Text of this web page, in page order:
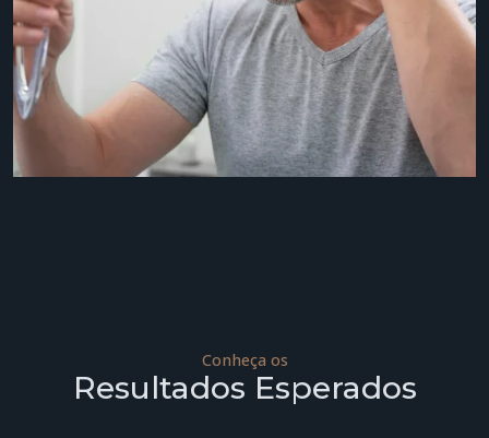
Conheça os
Resultados Esperados